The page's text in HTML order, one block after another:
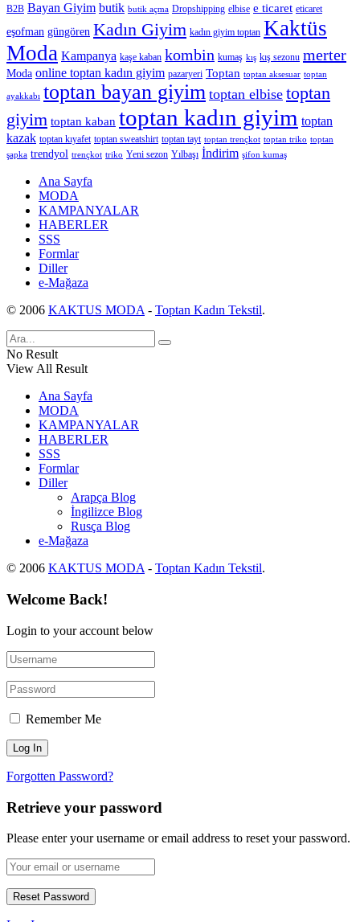
B2B Bayan Giyim butik butik açma Dropshipping elbise e ticaret eticaret
eşofman güngören Kadın Giyim kadın giyim toptan Kaktüs
Moda Kampanya kaşe kaban kombin kumaş kış kış sezonu merter
Moda online toptan kadın giyim pazaryeri Toptan toptan aksesuar toptan
ayakkabı toptan bayan giyim toptan elbise toptan
giyim toptan kaban toptan kadın giyim toptan
kazak toptan kıyafet toptan sweatshirt toptan tayt toptan trençkot toptan triko toptan
şapka trendyol trençkot triko Yeni sezon Yılbaşı İndirim şifon kumaş
Ana Sayfa
MODA
KAMPANYALAR
HABERLER
SSS
Formlar
Diller
e-Mağaza
© 2006 KAKTUS MODA - Toptan Kadın Tekstil.
No Result
View All Result
Ana Sayfa
MODA
KAMPANYALAR
HABERLER
SSS
Formlar
Diller
Arapça Blog
İngilizce Blog
Rusça Blog
e-Mağaza
© 2006 KAKTUS MODA - Toptan Kadın Tekstil.
Welcome Back!
Login to your account below
Remember Me
Forgotten Password?
Retrieve your password
Please enter your username or email address to reset your password.